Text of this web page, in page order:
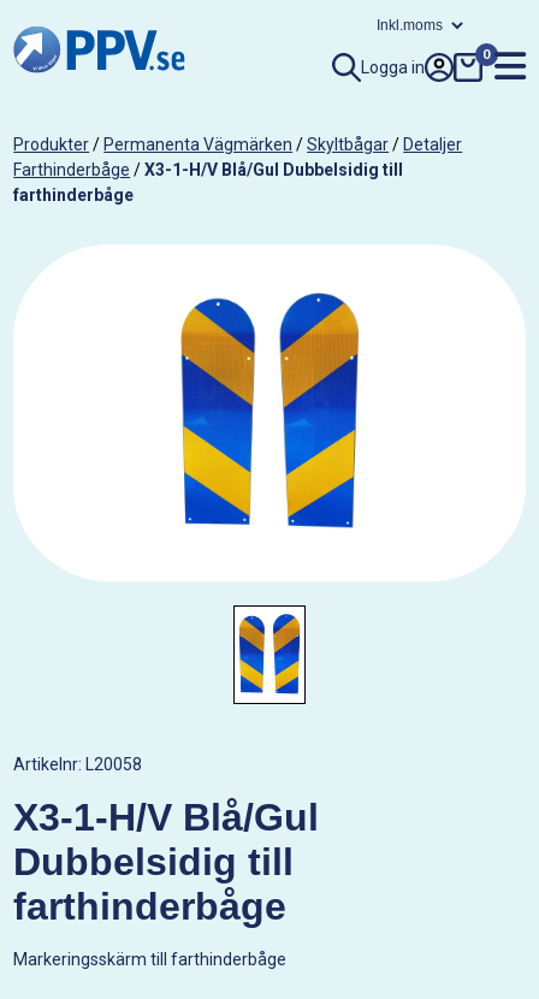
Logga in
0
Produkter/ Permanenta Vägmärken /Skyltbågar/ Detaljer
Farthinderbåge /X3-1-H/V Blå/Gul Dubbelsidig till
farthinderbåge
Artikelnr: L20058
X3-1-H/V Blå/Gul
Dubbelsidig till
farthinderbåge
Markeringsskärm till farthinderbåge